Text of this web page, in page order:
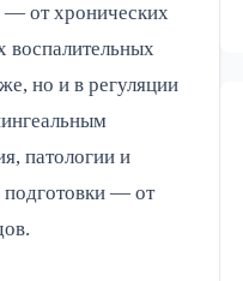
— от хронических
воспалительных
но и в регуляции
патологии и
подготовки — от